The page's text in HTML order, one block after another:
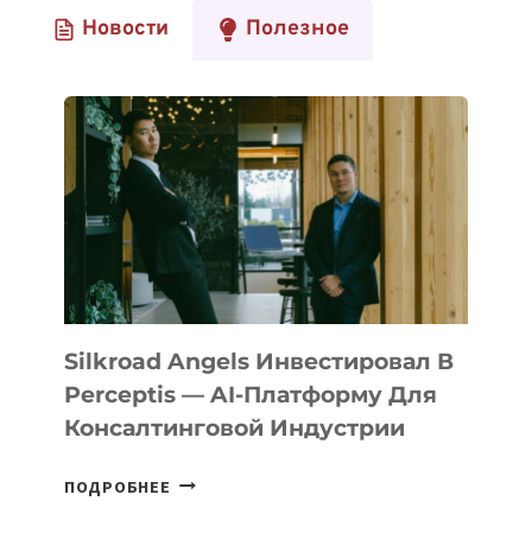
ЗАПУСТИЛ
ПРОГРАММУ
ДЛЯ
УЗБЕКСКИХ
СТАРТАПОВ
Новости Полезное
Silkroad Angels Инвестировал В
Perceptis — AI-Платформу Для
Консалтинговой Индустрии
ПОДРОБНЕЕ SILKROAD